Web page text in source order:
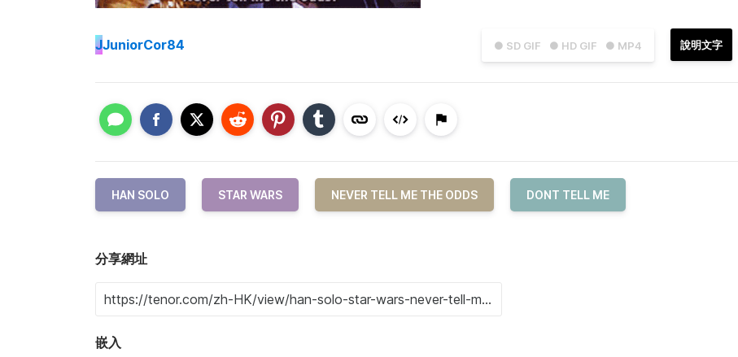
● SD GIF ● HD GIF ● MP4 說明文字
JJuniorCor84
HAN SOLO STAR WARS NEVER TELL ME THE ODDS DONT TELL ME
分享網址
嵌入